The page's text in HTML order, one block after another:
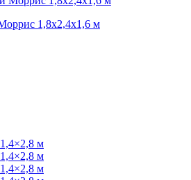
1,8х2,4х1,6 м